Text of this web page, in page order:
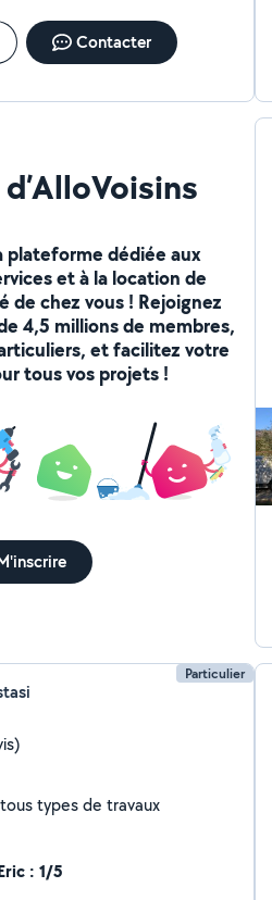
Contacter
plateforme dédiée aux
et à la location de
de chez vous ! Rejoignez
4,5 millions de membres,
et facilitez votre
tous vos projets !
Particulier
: 1/5